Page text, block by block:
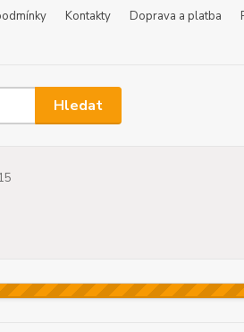
Kontakty Doprava a platba
Hledat